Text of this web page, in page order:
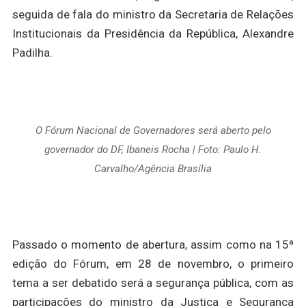
seguida de fala do ministro da Secretaria de Relações
Institucionais da Presidência da República, Alexandre
Padilha.
O Fórum Nacional de Governadores será aberto pelo
governador do DF, Ibaneis Rocha | Foto: Paulo H.
Carvalho/Agência Brasília
Passado o momento de abertura, assim como na 15ª
edição do Fórum, em 28 de novembro, o primeiro
tema a ser debatido será a segurança pública, com as
participações do ministro da Justiça e Segurança